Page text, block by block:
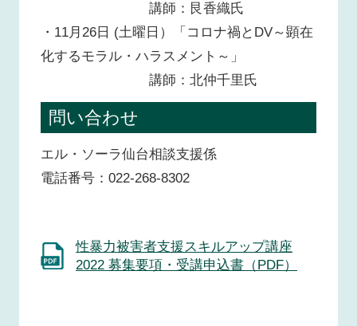
講師：艮香織氏
・11月26日 (土曜日）「コロナ禍とDV～顕在
化するモラル・ハラスメント～」
講師：北仲千里氏
問い合わせ
エル・ソーラ仙台相談支援係
電話番号：022-268-8302
性暴力被害者支援スキルアップ講座
2022 募集要項・受講申込書（PDF）